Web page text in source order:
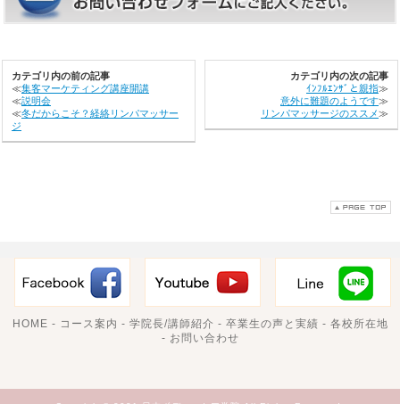
カテゴリ内の前の記事
≪集客マーケティング講座開講
≪説明会
≪冬だからこそ？経絡リンパマッサー
ジ
カテゴリ内の次の記事
ｲﾝﾌﾙｴﾝｻﾞと親指≫
意外に難題のようです≫
リンパマッサージのススメ≫
HOME - コース案内 - 学院長/講師紹介 - 卒業生の声と実績 - 各校所在地
- お問い合わせ